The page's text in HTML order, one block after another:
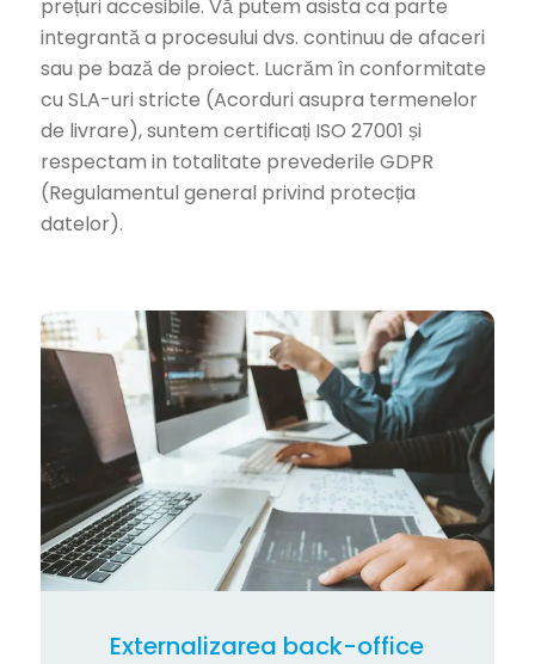
prețuri accesibile. Vă putem asista ca parte
integrantă a procesului dvs. continuu de afaceri
sau pe bază de proiect. Lucrăm în conformitate
cu SLA-uri stricte (Acorduri asupra termenelor
de livrare), suntem certificați ISO 27001 și
respectam in totalitate prevederile GDPR
(Regulamentul general privind protecția
datelor).
Externalizarea back-office